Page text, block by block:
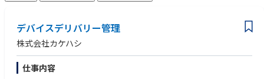
デバイスデリバリー管理
株式会社カケハシ
仕事内容